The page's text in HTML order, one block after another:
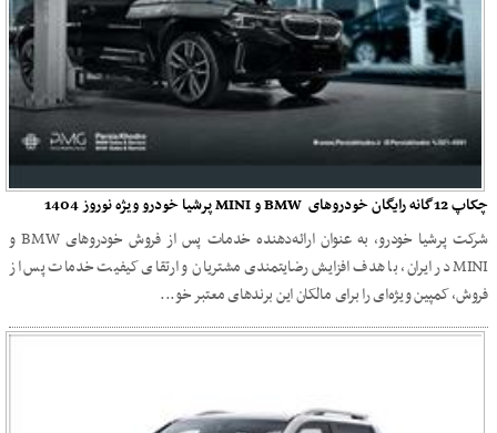
چکاپ 12گانه رایگان خودروهای BMW و MINI پرشیا خودرو ویژه نوروز 1404
شرکت پرشیا خودرو، به عنوان ارائه‌دهنده خدمات پس از فروش خودروهای BMW و
MINI در ایران، با هدف افزایش رضایتمندی مشتریان و ارتقای کیفیت خدمات پس از
فروش، کمپین ویژه‌ای را برای مالکان این برندهای معتبر خو...